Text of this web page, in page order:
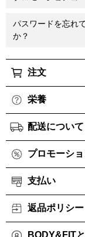
パスワードを忘れ
か？
注文
栄養
配送について
プロモーシ
支払い
返品ポリシー
BODY&FIT